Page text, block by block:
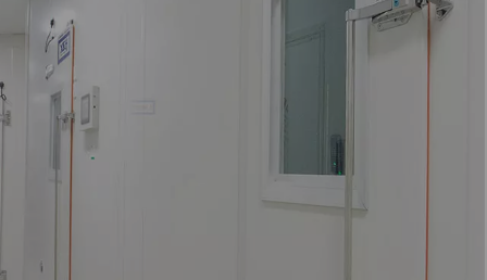
Português